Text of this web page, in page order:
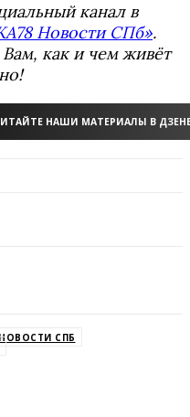
канал в
Новости СПб».
как и чем живёт
НАШИ МАТЕРИАЛЫ В
НОВОСТИ СПБ